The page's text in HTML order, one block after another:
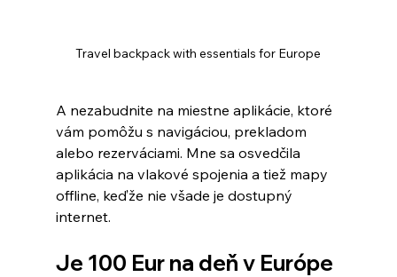
Travel backpack with essentials for Europe
A nezabudnite na miestne aplikácie, ktoré
vám pomôžu s navigáciou, prekladom
alebo rezerváciami. Mne sa osvedčila
aplikácia na vlakové spojenia a tiež mapy
offline, keďže nie všade je dostupný
internet.
Je 100 Eur na deň v Európe